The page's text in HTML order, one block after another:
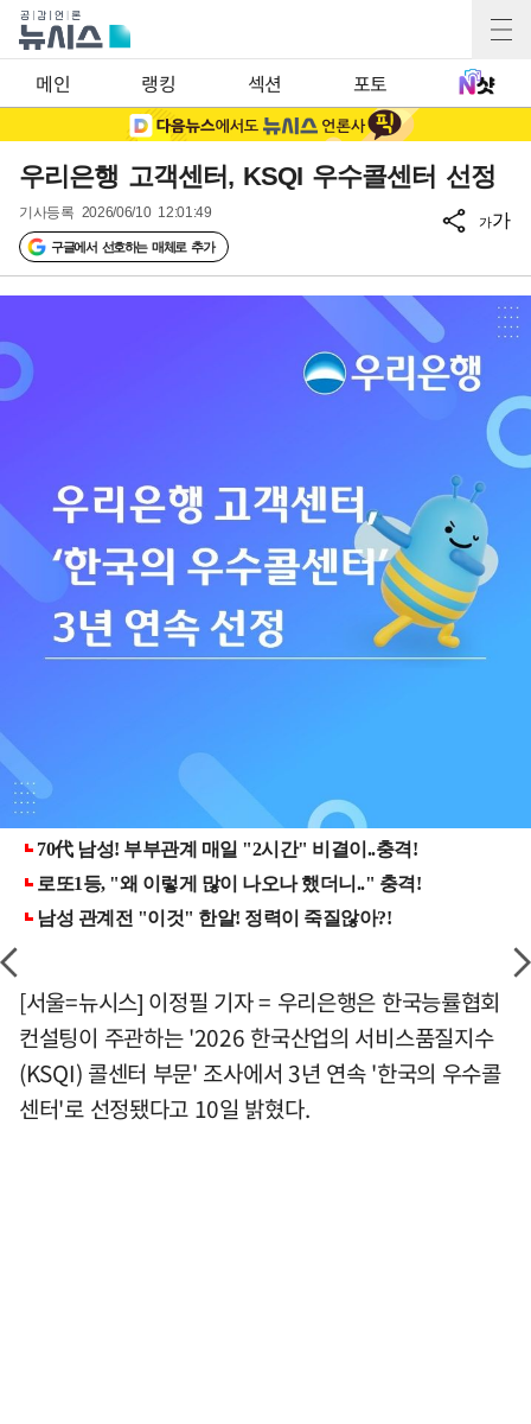
메인 랭킹 섹션 포토
우리은행 고객센터, KSQI 우수콜센터 선정
기사등록 2026/06/10 12:01:49
구글에서 선호하는 매체로 추가
가가
[서울=뉴시스] 이정필 기자 = 우리은행은 한국능률협회
컨설팅이 주관하는 '2026 한국산업의 서비스품질지수
(KSQI) 콜센터 부문' 조사에서 3년 연속 '한국의 우수콜
센터'로 선정됐다고 10일 밝혔다.